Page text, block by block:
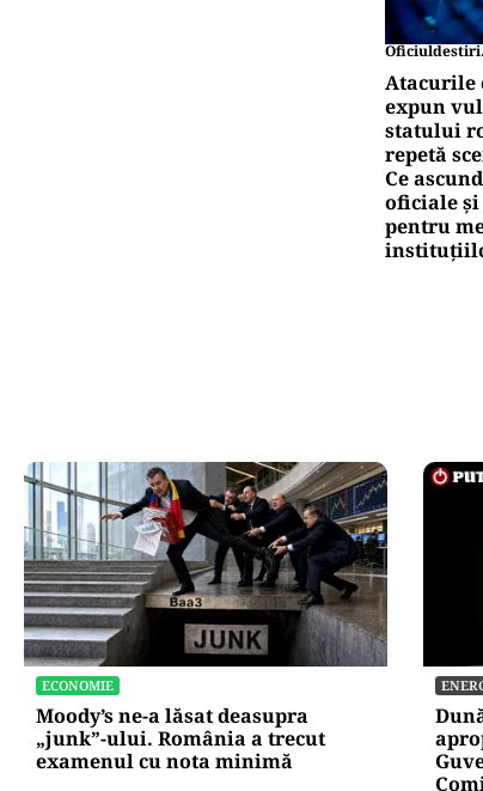
Atacurile
expun
statului
repetă
Ce
oficiale
pentru